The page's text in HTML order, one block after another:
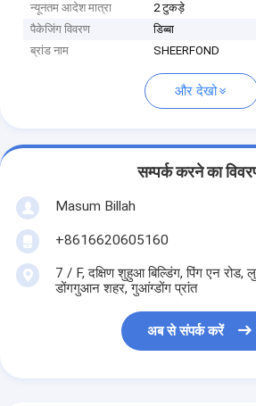
न्यूनतम आदेश मात्रा
2 टुकड़े
पैकेजिंग विवरण
डिब्बा
ब्रांड नाम
SHEERFOND
और देखो
सम्पर्क करने का
Masum Billah
+8616620605160
7 / F, दक्षिण शुहुआ बिल्डिंग, पिंग एन रोड,
डोंगगुआन शहर, गुआंग्डोंग प्रांत
अब से संपर्क करें